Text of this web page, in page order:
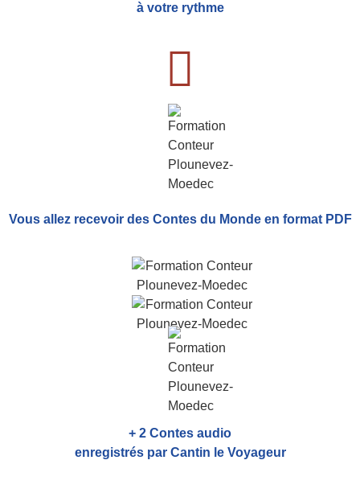
à votre rythme
Vous allez recevoir des Contes du Monde en format PDF
+ 2 Contes audio
enregistrés par Cantin le Voyageur